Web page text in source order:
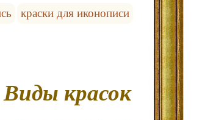
краски для иконописи
Виды красок